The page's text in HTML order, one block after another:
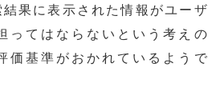
果に表示された情報がユーザ
ってはならないという考えの
価基準がおかれているようで